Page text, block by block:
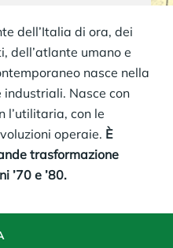
dell’Italia di ora, dei
dell’atlante umano e
nasce nella
Nasce con
l’utilitaria, con le
operaie. È
trasformazione
’70 e ’80.